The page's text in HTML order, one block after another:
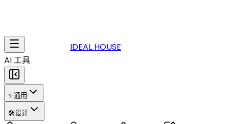
IDEAL HOUSE
AI 工具
✨通用
🛠️设计